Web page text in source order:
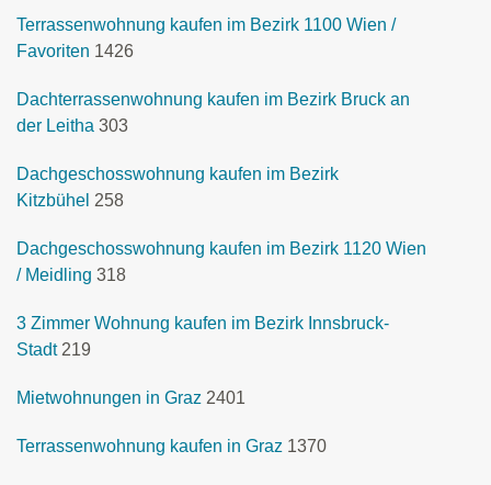
Terrassenwohnung kaufen im Bezirk 1100 Wien /
Favoriten 1426
Dachterrassenwohnung kaufen im Bezirk Bruck an
der Leitha 303
Dachgeschosswohnung kaufen im Bezirk
Kitzbühel 258
Dachgeschosswohnung kaufen im Bezirk 1120 Wien
/ Meidling 318
3 Zimmer Wohnung kaufen im Bezirk Innsbruck-
Stadt 219
Mietwohnungen in Graz 2401
Terrassenwohnung kaufen in Graz 1370